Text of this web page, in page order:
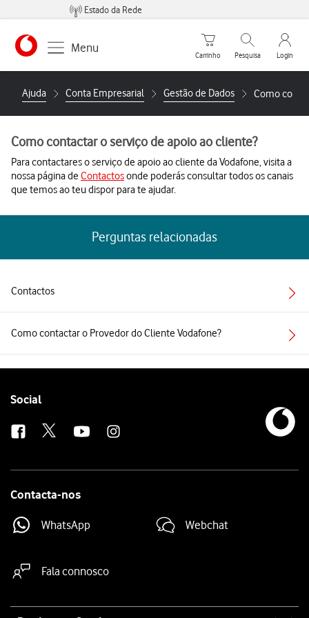
Estado da Rede
Menu
Carrinho de compras
Carrinho
Pesquisar
Pesquisa
My
Login
Ajuda Conta Empresarial Gestão de Dados Como
Como contactar o serviço de apoio ao cliente?
Para contactares o serviço de apoio ao cliente da Vodafone, visita a
nossa página deContactosonde poderás consultar todos os canais
que temos ao teu dispor para te ajudar.
Perguntas relacionadas
Contactos
Como contactar o Provedor do Cliente Vodafone?
Follow
Social
Contacta-nos
WhatsApp Webchat
Fala connosco